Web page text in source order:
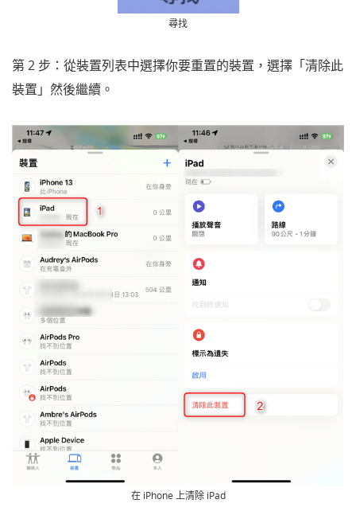
尋找
第 2 步：從裝置列表中選擇你要重置的裝置，選擇 「清除此
裝置」然後繼續。
在 iPhone 上清除 iPad